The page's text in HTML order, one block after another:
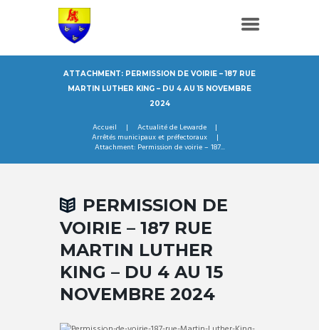
ATTACHMENT: PERMISSION DE VOIRIE – 187 RUE
MARTIN LUTHER KING – DU 4 AU 15 NOVEMBRE
2024
Accueil
Actualité de Lewarde
Arrêtés municipaux et préfectoraux
Attachment: Permission de voirie – 187...
PERMISSION DE
VOIRIE – 187 RUE
MARTIN LUTHER
KING – DU 4 AU 15
NOVEMBRE 2024